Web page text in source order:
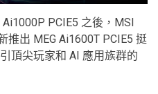
PCIE5 之後，MSI
推出 MEG Ai1600T PCIE5 挺
頂尖玩家和 AI 應用族群的